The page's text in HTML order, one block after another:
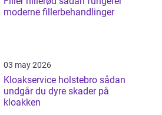
moderne fillerbehandlinger
03 may 2026
Kloakservice holstebro sådan
undgår du dyre skader på
kloakken